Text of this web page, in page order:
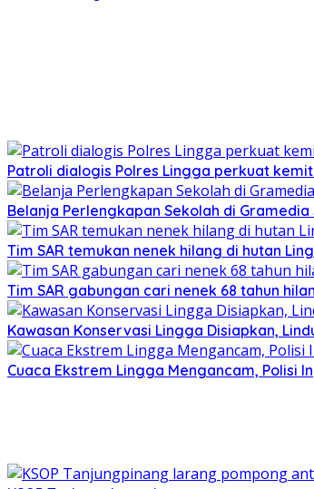
Patroli dialogis Polres Lingga perkuat
Belanja Perlengkapan Sekolah di
Tim SAR temukan nenek hilang di hutan
Tim SAR gabungan cari nenek 68 tahun
Kawasan Konservasi Lingga Disiapkan,
Cuaca Ekstrem Lingga Mengancam, Polisi